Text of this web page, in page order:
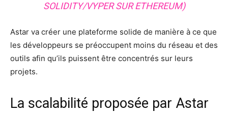
SOLIDITY/VYPER SUR ETHEREUM)
Astar va créer une plateforme solide de manière à ce que
les développeurs se préoccupent moins du réseau et des
outils afin qu’ils puissent être concentrés sur leurs
projets.
La scalabilité proposée par Astar